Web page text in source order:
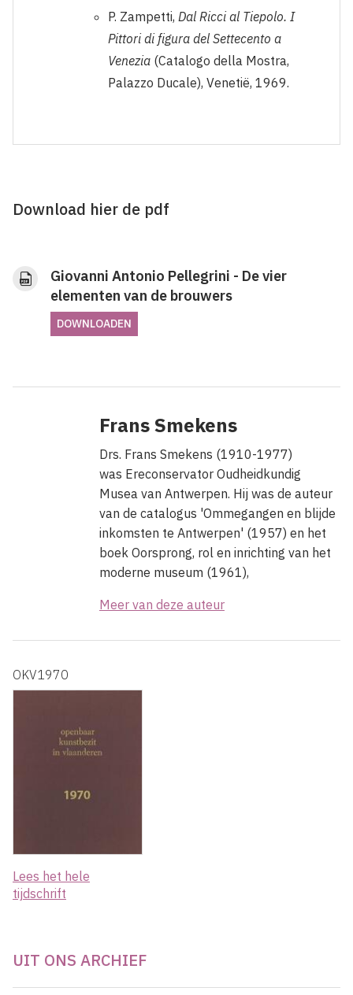
P. Zampetti, Dal Ricci al Tiepolo. I
Pittori di figura del Settecento a
Venezia (Catalogo della Mostra,
Palazzo Ducale), Venetië, 1969.
Download hier de pdf
Giovanni Antonio Pellegrini - De vier
elementen van de brouwers
DOWNLOADEN
Frans Smekens
Drs. Frans Smekens (1910-1977)
was Ereconservator Oudheidkundig
Musea van Antwerpen. Hij was de auteur
van de catalogus 'Ommegangen en blijde
inkomsten te Antwerpen' (1957) en het
boek Oorsprong, rol en inrichting van het
moderne museum (1961),
Meer van deze auteur
OKV1970
Lees het hele
tijdschrift
UIT ONS ARCHIEF